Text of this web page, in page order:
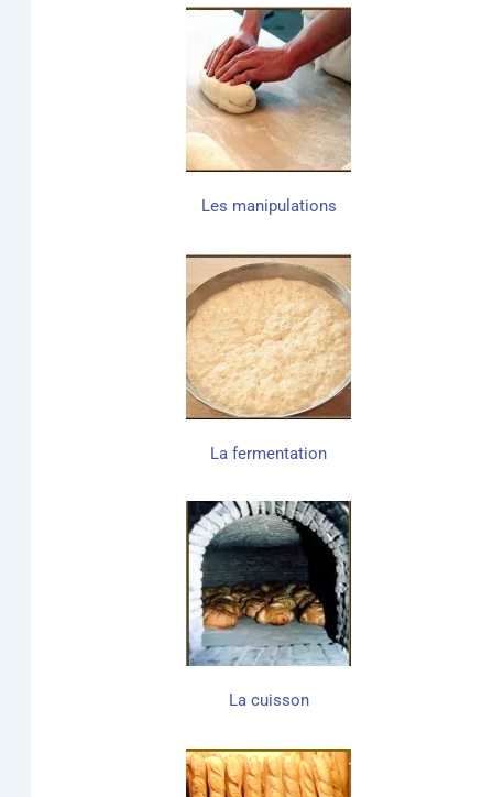
Les mani­pu­la­tions
La fer­men­ta­tion
La cuis­son